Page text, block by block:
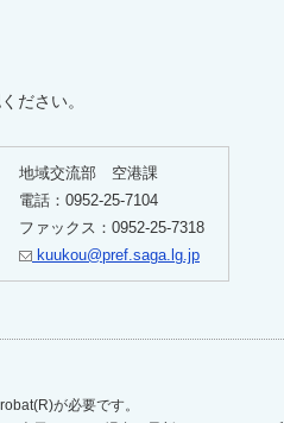
ださい。
地域交流部 空港課
電話：0952-25-7104
ファックス：0952-25-7318
kuukou@pref.saga.lg.jp
が必要です。